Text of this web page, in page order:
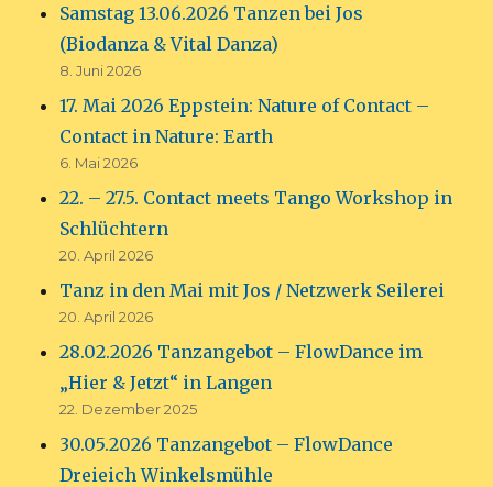
Samstag 13.06.2026 Tanzen bei Jos
(Biodanza & Vital Danza)
8. Juni 2026
17. Mai 2026 Eppstein: Nature of Contact –
Contact in Nature: Earth
6. Mai 2026
22. – 27.5. Contact meets Tango Workshop in
Schlüchtern
20. April 2026
Tanz in den Mai mit Jos / Netzwerk Seilerei
20. April 2026
28.02.2026 Tanzangebot – FlowDance im
„Hier & Jetzt“ in Langen
22. Dezember 2025
30.05.2026 Tanzangebot – FlowDance
Dreieich Winkelsmühle